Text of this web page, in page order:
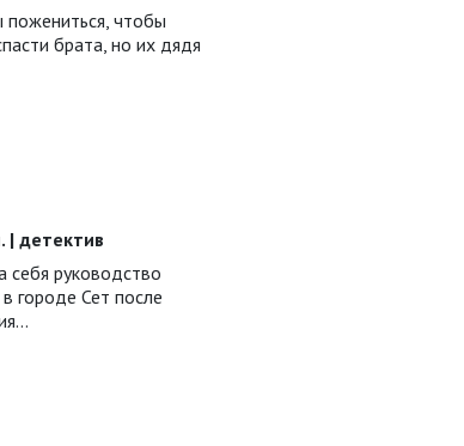
чтобы
брата, но их дядя
| детектив
себя руководство
городе Сет после